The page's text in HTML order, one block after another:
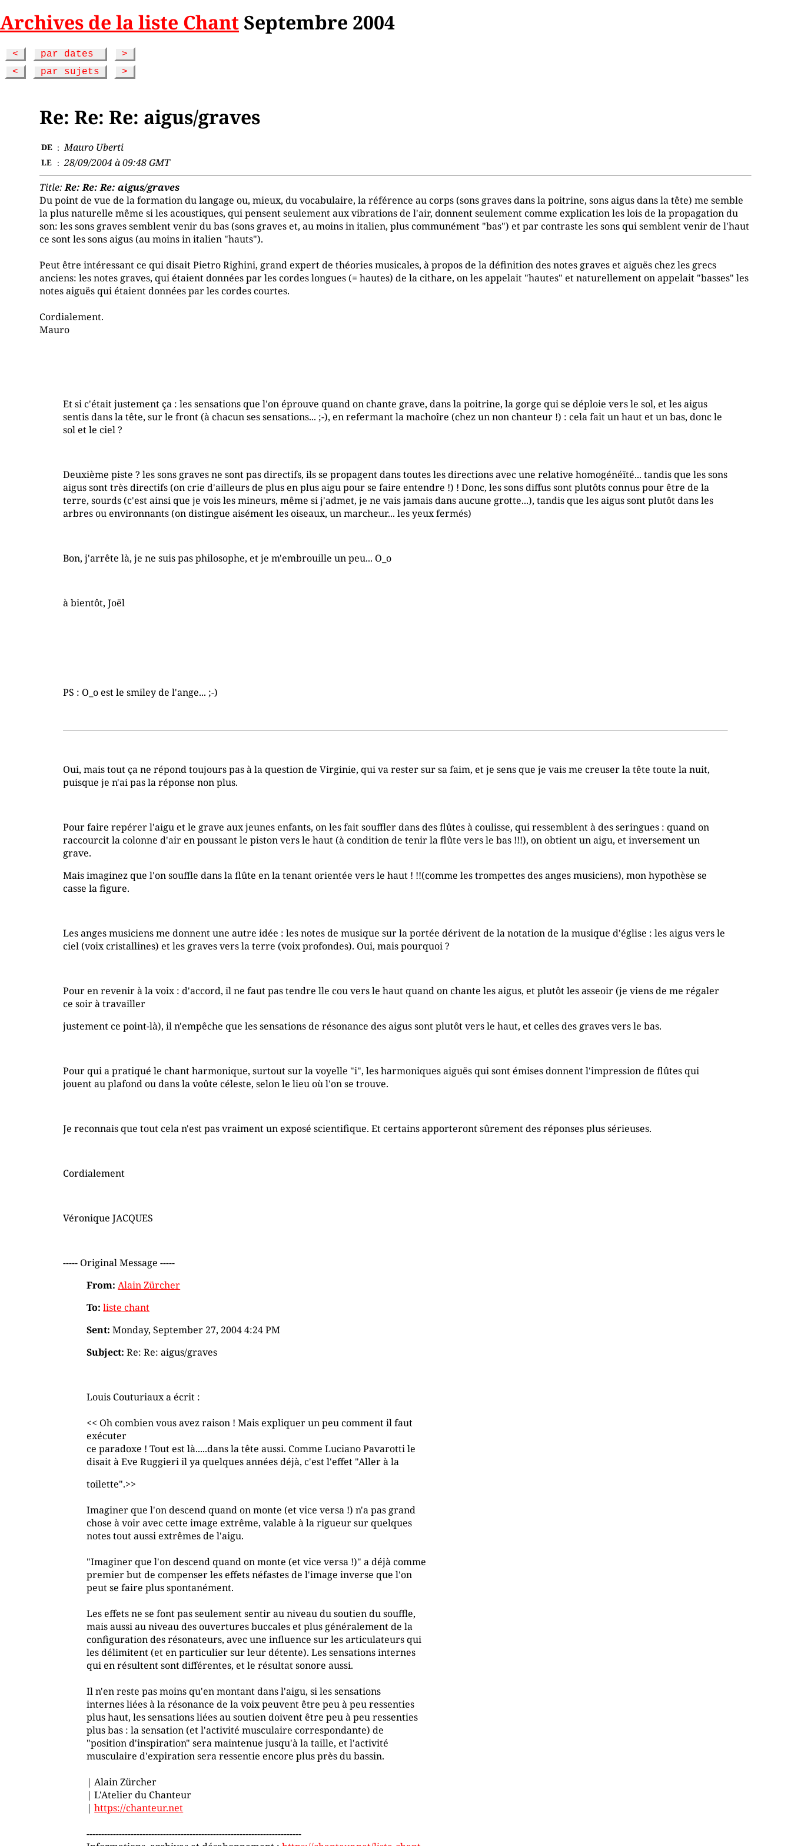
Archives de la liste Chant Septembre 2004
< par dates
>
<
par sujets >
Re: Re: Re: aigus/graves
DE : Mauro Uberti
LE : 28/09/2004 à 09:48 GMT
Title:Re: Re: Re: aigus/graves
Du point de vue de la formation du langage ou, mieux, du vocabulaire, la référence au corps (sons graves dans la poitrine, sons aigus dans la tête) me semble
la plus naturelle même si les acoustiques, qui pensent seulement aux vibrations de l'air, donnent seulement comme explication les lois de la propagation du
son: les sons graves semblent venir du bas (sons graves et, au moins in italien, plus communément "bas") et par contraste les sons qui semblent venir de l'haut
ce sont les sons aigus (au moins in italien "hauts").
Peut être intéressant ce qui disait Pietro Righini, grand expert de théories musicales, à propos de la définition des notes graves et aiguës chez les grecs
anciens: les notes graves, qui étaient données par les cordes longues (= hautes) de la cithare, on les appelait "hautes" et naturellement on appelait "basses" les
notes aiguës qui étaient données par les cordes courtes.
Cordialement.
Mauro
Et si c'était justement ça : les sensations que l'on éprouve quand on chante grave, dans la poitrine, la gorge qui se déploie vers le sol, et les aigus
sentis dans la tête, sur le front (à chacun ses sensations... ;-), en refermant la machoîre (chez un non chanteur !) : cela fait un haut et un bas, donc le
sol et le ciel ?
Deuxième piste ? les sons graves ne sont pas directifs, ils se propagent dans toutes les directions avec une relative homogénéïté... tandis que les sons
aigus sont très directifs (on crie d'ailleurs de plus en plus aigu pour se faire entendre !) ! Donc, les sons diffus sont plutôts connus pour être de la
terre, sourds (c'est ainsi que je vois les mineurs, même si j'admet, je ne vais jamais dans aucune grotte...), tandis que les aigus sont plutôt dans les
arbres ou environnants (on distingue aisément les oiseaux, un marcheur... les yeux fermés)
Bon, j'arrête là, je ne suis pas philosophe, et je m'embrouille un peu... O_o
à bientôt, Joël
PS : O_o est le smiley de l'ange... ;-)
Oui, mais tout ça ne répond toujours pas à la question de Virginie, qui va rester sur sa faim, et je sens que je vais me creuser la tête toute la nuit,
puisque je n'ai pas la réponse non plus.
Pour faire repérer l'aigu et le grave aux jeunes enfants, on les fait souffler dans des flûtes à coulisse, qui ressemblent à des seringues : quand on
raccourcit la colonne d'air en poussant le piston vers le haut (à condition de tenir la flûte vers le bas !!!), on obtient un aigu, et inversement un
grave.
Mais imaginez que l'on souffle dans la flûte en la tenant orientée vers le haut ! !!(comme les trompettes des anges musiciens), mon hypothèse se
casse la figure.
Les anges musiciens me donnent une autre idée : les notes de musique sur la portée dérivent de la notation de la musique d'église : les aigus vers le
ciel (voix cristallines) et les graves vers la terre (voix profondes). Oui, mais pourquoi ?
Pour en revenir à la voix : d'accord, il ne faut pas tendre lle cou vers le haut quand on chante les aigus, et plutôt les asseoir (je viens de me régaler
ce soir à travailler
justement ce point-là), il n'empêche que les sensations de résonance des aigus sont plutôt vers le haut, et celles des graves vers le bas.
Pour qui a pratiqué le chant harmonique, surtout sur la voyelle "i", les harmoniques aiguës qui sont émises donnent l'impression de flûtes qui
jouent au plafond ou dans la voûte céleste, selon le lieu où l'on se trouve.
Je reconnais que tout cela n'est pas vraiment un exposé scientifique. Et certains apporteront sûrement des réponses plus sérieuses.
Cordialement
Véronique JACQUES
----- Original Message -----
From: Alain Zürcher
To: liste chant
Sent: Monday, September 27, 2004 4:24 PM
Subject: Re: Re: aigus/graves
Louis Couturiaux a écrit :
<< Oh combien vous avez raison ! Mais expliquer un peu comment il faut
exécuter
ce paradoxe ! Tout est là.....dans la tête aussi. Comme Luciano Pavarotti le
disait à Eve Ruggieri il ya quelques années déjà, c'est l'effet "Aller à la
toilette".>>
Imaginer que l'on descend quand on monte (et vice versa !) n'a pas grand
chose à voir avec cette image extrême, valable à la rigueur sur quelques
notes tout aussi extrêmes de l'aigu.
"Imaginer que l'on descend quand on monte (et vice versa !)" a déjà comme
premier but de compenser les effets néfastes de l'image inverse que l'on
peut se faire plus spontanément.
Les effets ne se font pas seulement sentir au niveau du soutien du souffle,
mais aussi au niveau des ouvertures buccales et plus généralement de la
configuration des résonateurs, avec une influence sur les articulateurs qui
les délimitent (et en particulier sur leur détente). Les sensations internes
qui en résultent sont différentes, et le résultat sonore aussi.
Il n'en reste pas moins qu'en montant dans l'aigu, si les sensations
internes liées à la résonance de la voix peuvent être peu à peu ressenties
plus haut, les sensations liées au soutien doivent être peu à peu ressenties
plus bas : la sensation (et l'activité musculaire correspondante) de
"position d'inspiration" sera maintenue jusqu'à la taille, et l'activité
musculaire d'expiration sera ressentie encore plus près du bassin.
| Alain Zürcher
| L'Atelier du Chanteur
|https://chanteur.net
-------------------------------------------------------------------------